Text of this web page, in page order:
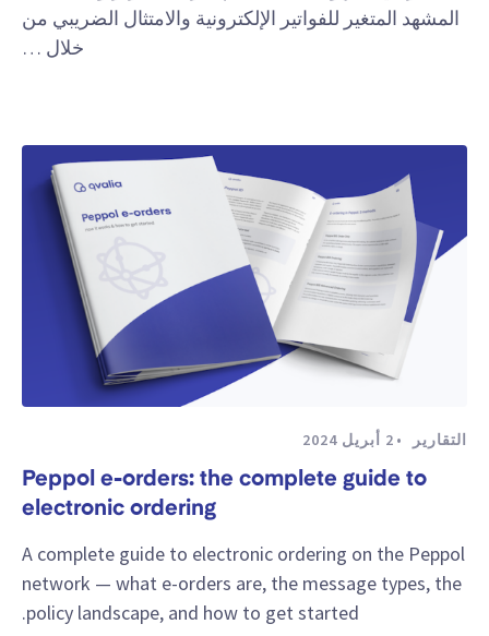
المشهد المتغير للفواتير الإلكترونية والامتثال الضريبي من
خلال …
التقارير 2 أبريل 2024
Peppol e-orders: the complete guide to
electronic ordering
A complete guide to electronic ordering on the Peppol
network — what e-orders are, the message types, the
policy landscape, and how to get started.